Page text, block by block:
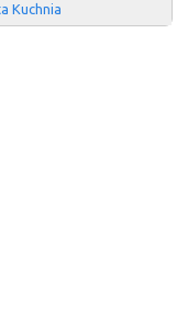
Kuchnia